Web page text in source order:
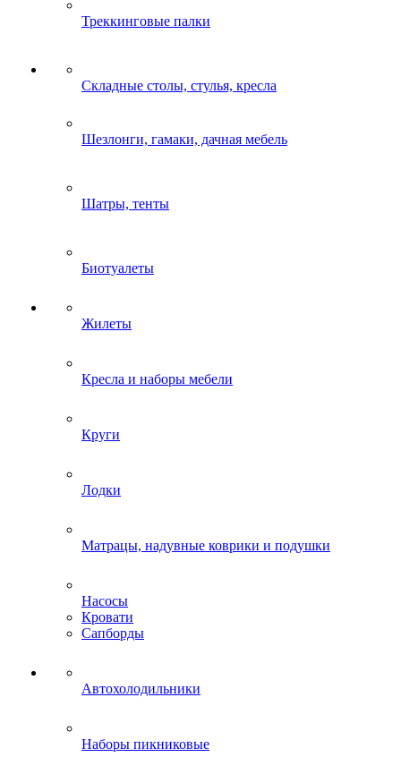
Треккинговые палки
Складные столы, стулья, кресла
Шезлонги, гамаки, дачная мебель
Шатры, тенты
Биотуалеты
Жилеты
Кресла и наборы мебели
Круги
Лодки
Матрацы, надувные коврики и подушки
Насосы
Кровати
Сапборды
Автохолодильники
Наборы пикниковые